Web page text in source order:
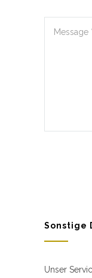
Sonstige
Unser